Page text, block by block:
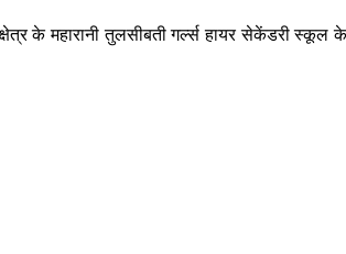
के महारानी तुलसीबती गर्ल्स हायर सेकेंडरी